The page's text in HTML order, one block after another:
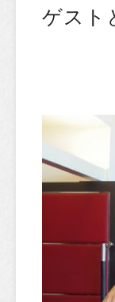
ゲスト